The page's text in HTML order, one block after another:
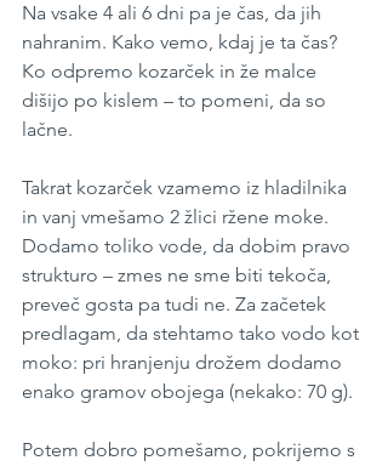
Na vsake 4 ali 6 dni pa je čas, da jih
nahranim. Kako vemo, kdaj je ta čas?
Ko odpremo kozarček in že malce
dišijo po kislem – to pomeni, da so
lačne.
Takrat kozarček vzamemo iz hladilnika
in vanj vmešamo 2 žlici ržene moke.
Dodamo toliko vode, da dobim pravo
strukturo – zmes ne sme biti tekoča,
preveč gosta pa tudi ne. Za začetek
predlagam, da stehtamo tako vodo kot
moko: pri hranjenju drožem dodamo
enako gramov obojega (nekako: 70 g).
Potem dobro pomešamo, pokrijemo s